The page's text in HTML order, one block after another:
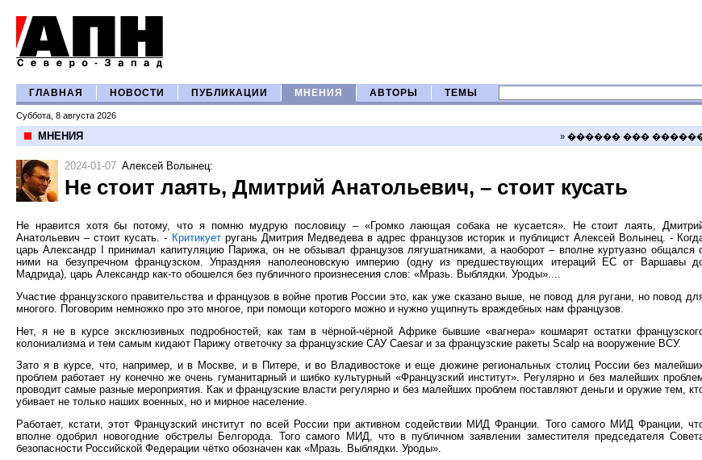
ГЛАВНАЯ НОВОСТИ ПУБЛИКАЦИИ МНЕНИЯ АВТОРЫ ТЕМЫ
Суббота, 8 августа 2026
МНЕНИЯ » ������ ���
2024-01-07 Алексей Волынец:
Не стоит лаять, Дмитрий Анатольевич, – стоит кусать
Не нравится хотя бы потому, что я помню мудрую пословицу – «Громко лающая собака не кусается». Не стоит лаять,
Анатольевич – стоит кусать. - Критикуетругань Дмитрия Медведева в адрес французов историк и публицист Алексей Волынец. -
царь Александр I принимал капитуляцию Парижа, он не обзывал французов лягушатниками, а наоборот – вполне куртуазно общался
ними на безупречном французском. Упраздняя наполеоновскую империю (одну из предшествующих итераций ЕС от Варшавы
Мадрида), царь Александр как-то обошелся без публичного произнесения слов: «Мразь. Выблядки. Уроды»....
Участие французского правительства и французов в войне против России это, как уже сказано выше, не повод для ругани, но повод
многого. Поговорим немножко про это многое, при помощи которого можно и нужно ущипнуть враждебных нам французов.
Нет, я не в курсе эксклюзивных подробностей, как там в чёрной-чёрной Африке бывшие «вагнера» кошмарят остатки
колониализма и тем самым кидают Парижу ответочку за французские САУ Caesar и за французские ракеты Scalp на вооружение ВСУ.
Зато я в курсе, что, например, и в Москве, и в Питере, и во Владивостоке и еще дюжине региональных столиц России без
проблем работает ну конечно же очень гуманитарный и шибко культурный «Французский институт». Регулярно и без малейших
проводит самые разные мероприятия. Как и французские власти регулярно и без малейших проблем поставляют деньги и оружие тем,
убивает не только наших военных, но и мирное население.
Работает, кстати, этот Французский институт по всей России при активном содействии МИД Франции. Того самого МИД Франции,
вполне одобрил новогодние обстрелы Белгорода. Того самого МИД, что в публичном заявлении заместителя председателя
безопасности Российской Федерации чётко обозначен как «Мразь. Выблядки. Уроды».